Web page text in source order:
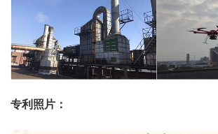
专利照片：